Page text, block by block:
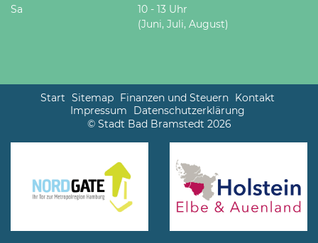
Sa
10 - 13 Uhr
(Juni, Juli, August)
Start Sitemap Finanzen und Steuern
Kontakt
Impressum
Datenschutzerklärung
© Stadt Bad Bramstedt 2026